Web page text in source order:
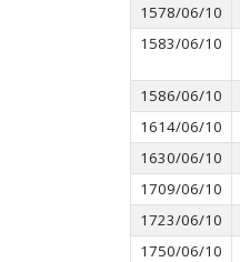
1578/06/10
1583/06/10
1586/06/10
1614/06/10
1630/06/10
1709/06/10
1723/06/10
1750/06/10